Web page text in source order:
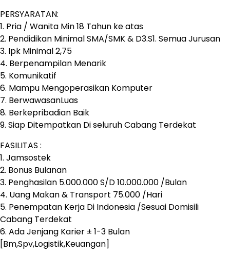
PERSYARATAN:
1. Pria / Wanita Min 18 Tahun ke atas
2. Pendidikan Minimal SMA/SMK & D3.S1. Semua Jurusan
3. Ipk Minimal 2,75
4. Berpenampilan Menarik
5. Komunikatif
6. Mampu Mengoperasikan Komputer
7. BerwawasanLuas
8. Berkepribadian Baik
9. Siap Ditempatkan Di seluruh Cabang Terdekat
FASILITAS :
1. Jamsostek
2. Bonus Bulanan
3. Penghasilan 5.000.000 S/D 10.000.000 /Bulan
4. Uang Makan & Transport 75.000 /Hari
5. Penempatan Kerja Di Indonesia /Sesuai Domisili
Cabang Terdekat
6. Ada Jenjang Karier ± 1-3 Bulan
[Bm,Spv,Logistik,Keuangan]